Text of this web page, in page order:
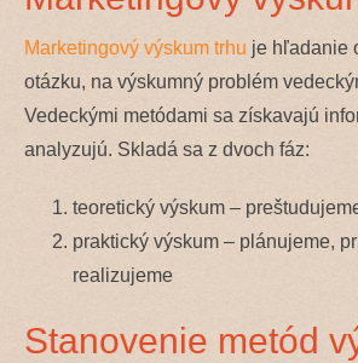
Marketingový výskum trhu je hľadanie
otázku, na výskumný problém
Vedeckými metódami sa získavajú
analyzujú. Skladá sa z dvoch fáz:
teoretický výskum –
praktický výskum – plánujeme,
realizujeme
Stanovenie metód